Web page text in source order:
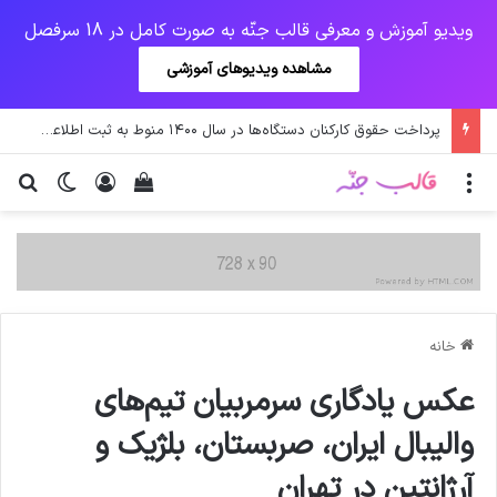
ویدیو آموزش و معرفی قالب جنّه به صورت کامل در 18 سرفصل
مشاهده ویدیوهای آموزشی
پرداخت حقوق کارکنان دستگاه‌ها در سال ۱۴۰۰ منوط به ثبت اطلاعات کارکنان در سامانه شد
تغییر ورود
دیدن سبد خرید منو
خانه
عکس یادگاری سرمربیان تیم‌های
والیبال ایران، صربستان، بلژیک و